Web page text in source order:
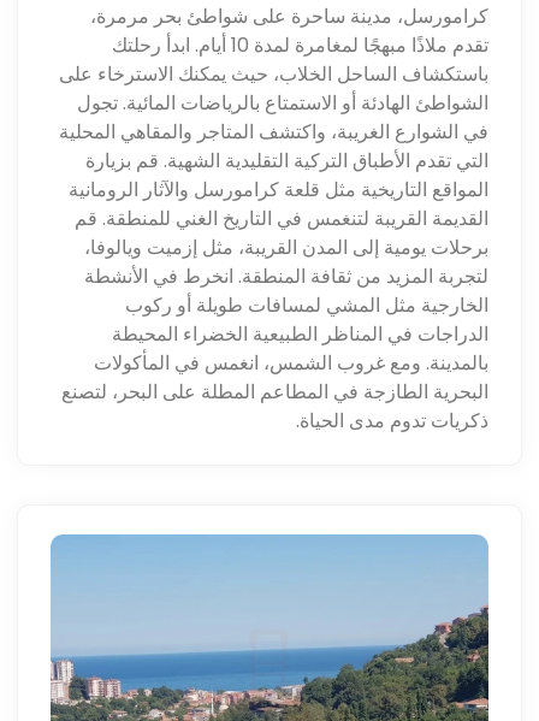
كرامورسل، مدينة ساحرة على شواطئ بحر مرمرة،
تقدم ملاذًا مبهجًا لمغامرة لمدة 10 أيام. ابدأ رحلتك
باستكشاف الساحل الخلاب، حيث يمكنك الاسترخاء على
الشواطئ الهادئة أو الاستمتاع بالرياضات المائية. تجول
في الشوارع الغريبة، واكتشف المتاجر والمقاهي المحلية
التي تقدم الأطباق التركية التقليدية الشهية. قم بزيارة
المواقع التاريخية مثل قلعة كرامورسل والآثار الرومانية
القديمة القريبة لتنغمس في التاريخ الغني للمنطقة. قم
برحلات يومية إلى المدن القريبة، مثل إزميت ويالوفا،
لتجربة المزيد من ثقافة المنطقة. انخرط في الأنشطة
الخارجية مثل المشي لمسافات طويلة أو ركوب
الدراجات في المناظر الطبيعية الخضراء المحيطة
بالمدينة. ومع غروب الشمس، انغمس في المأكولات
البحرية الطازجة في المطاعم المطلة على البحر، لتصنع
ذكريات تدوم مدى الحياة.